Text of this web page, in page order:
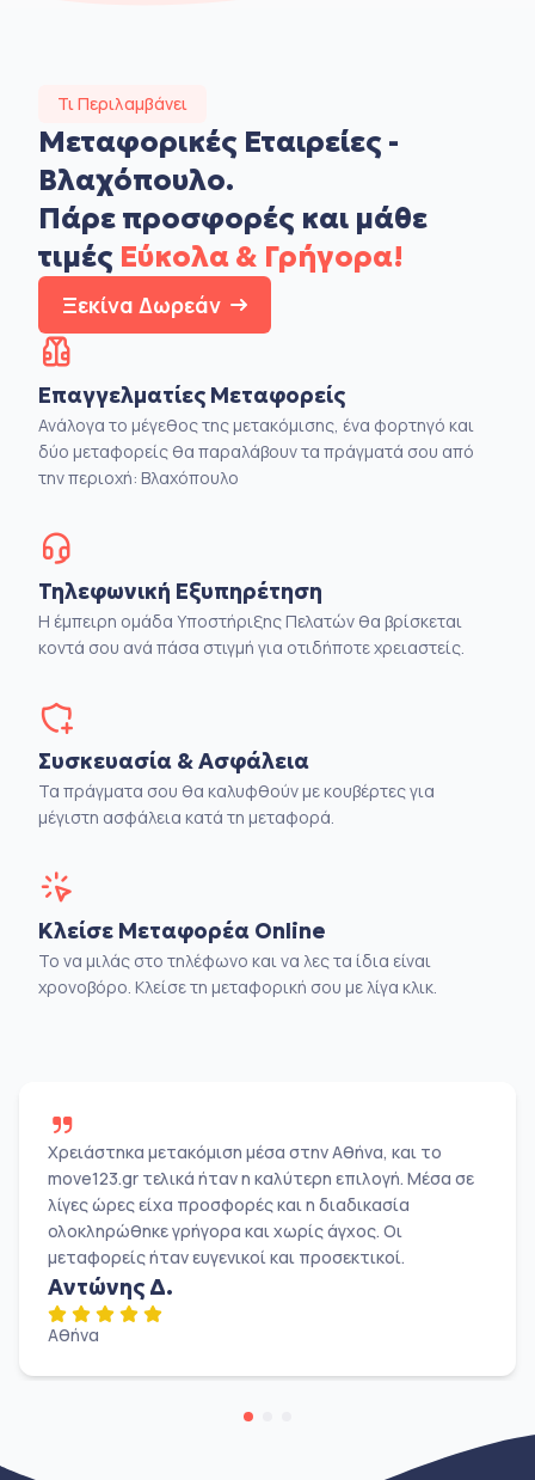
Τι Περιλαμβάνει
Μεταφορικές Εταιρείες -
Βλαχόπουλο.
Πάρε προσφορές και μάθε
τιμές Εύκολα & Γρήγορα!
Ξεκίνα Δωρεάν
Επαγγελματίες Μεταφορείς
Ανάλογα το μέγεθος της μετακόμισης, ένα φορτηγό και
δύο μεταφορείς θα παραλάβουν τα πράγματά σου από
την περιοχή: Βλαχόπουλο
Τηλεφωνική Εξυπηρέτηση
Η έμπειρη ομάδα Υποστήριξης Πελατών θα βρίσκεται
κοντά σου ανά πάσα στιγμή για οτιδήποτε χρειαστείς.
Συσκευασία & Ασφάλεια
Τα πράγματα σου θα καλυφθούν με κουβέρτες για
μέγιστη ασφάλεια κατά τη μεταφορά.
Κλείσε Μεταφορέα Online
Το να μιλάς στο τηλέφωνο και να λες τα ίδια είναι
χρονοβόρο. Κλείσε τη μεταφορική σου με λίγα κλικ.
Χρειάστηκα μετακόμιση μέσα στην Αθήνα, και το
move123.gr τελικά ήταν η καλύτερη επιλογή. Μέσα σε
λίγες ώρες είχα προσφορές και η διαδικασία
ολοκληρώθηκε γρήγορα και χωρίς άγχος. Οι
μεταφορείς ήταν ευγενικοί και προσεκτικοί.
Αντώνης Δ.
Αθήνα